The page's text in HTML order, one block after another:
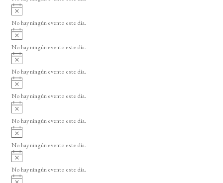
i
o
A
v
i
o
No hay ningún evento este día.
A
v
i
o
No hay ningún evento este día.
A
v
i
o
No hay ningún evento este día.
A
v
i
o
No hay ningún evento este día.
A
v
i
o
No hay ningún evento este día.
A
v
i
o
No hay ningún evento este día.
A
v
i
No hay ningún evento este día.
A